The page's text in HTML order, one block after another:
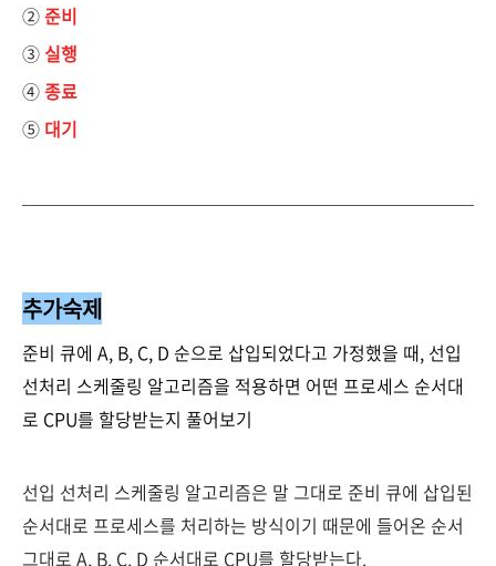
②준비
③ 실행
④종료
⑤ 대기
추가숙제
준비 큐에 A, B, C, D 순으로 삽입되었다고 가정했을 때, 선입
선처리 스케줄링 알고리즘을 적용하면 어떤 프로세스 순서대
로 CPU를 할당받는지 풀어보기
선입 선처리 스케줄링 알고리즘은 말 그대로 준비 큐에 삽입된
순서대로 프로세스를 처리하는 방식이기 때문에 들어온 순서
그대로 A, B, C, D 순서대로 CPU를 할당받는다.